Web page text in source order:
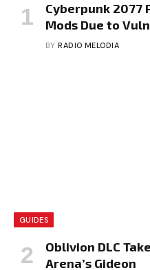
Cyberpunk 2077
Mods Due to
BY RADIO MELODIA
GUIDES
Oblivion DLC
Arena’s Gideon